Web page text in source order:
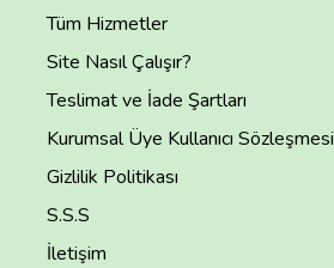
Tüm Hizmetler
Site Nasıl Çalışır?
Teslimat ve İade Şartları
Kurumsal Üye Kullanıcı Sözleşmesi
Gizlilik Politikası
S.S.S
İletişim